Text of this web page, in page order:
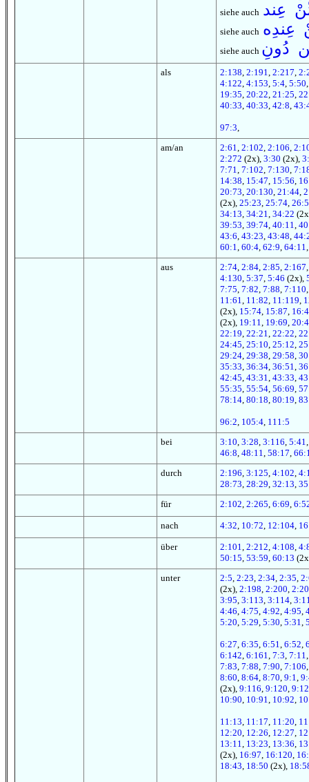
siehe auch عِند
siehe auch عِندِه
siehe auch دُونِ
als 2:138, 2:191, 2:217,
4:122, 4:153, 5:4, 5:50
19:35, 20:22, 21:25,
40:33, 40:33, 42:8,
97:3,
am/an
2:61, 2:102, 2:106,
2:272 (2x), 3:30 (2x),
7:71, 7:102, 7:130,
14:38, 15:47, 15:56,
20:73, 20:130, 21:44,
(2x), 25:23, 25:74, 26:5
34:13, 34:21, 34:22
39:53, 39:74, 40:11,
43:6, 43:23, 43:48,
60:1, 60:4, 62:9, 64:11
aus
2:74, 2:84, 2:85, 2:167
4:130, 5:37, 5:46 (2x),
7:75, 7:82, 7:88, 7:110
11:61, 11:82, 11:119,
(2x), 15:74, 15:87, 16:4
(2x), 19:11, 19:69,
22:19, 22:21, 22:22,
24:45, 25:10, 25:12,
29:24, 29:38, 29:58,
35:33, 36:34, 36:51,
42:45, 43:31, 43:33,
55:35, 55:54, 56:69,
78:14, 80:18, 80:19,
96:2, 105:4, 111:5
bei
3:10, 3:28, 3:116, 5:41
46:8, 48:11, 58:17,
durch
2:196, 3:125, 4:102,
28:73, 28:29, 32:13,
für
2:102, 2:265, 6:69,
nach 4:32, 10:72, 12:104,
über 2:101, 2:212, 4:108,
50:15, 53:59, 60:13
unter
2:5, 2:23, 2:34, 2:35,
(2x), 2:198, 2:200,
3:95, 3:113, 3:114,
4:46, 4:75, 4:92, 4:95,
5:20, 5:29, 5:30, 5:31,
6:27, 6:35, 6:51, 6:52,
6:142, 6:161, 7:3, 7:11
7:83, 7:88, 7:90, 7:106
8:60, 8:64, 8:70, 9:1,
(2x), 9:116, 9:120,
10:90, 10:91, 10:92,
11:13, 11:17, 11:20,
12:20, 12:26, 12:27,
13:11, 13:23, 13:36,
(2x), 16:97, 16:120,
18:43, 18:50 (2x),